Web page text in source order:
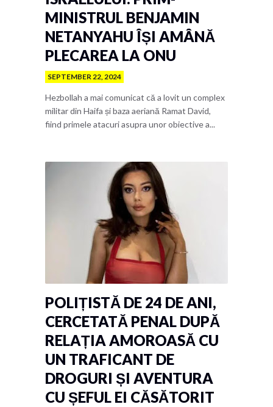
MINISTRUL BENJAMIN
NETANYAHU ÎȘI AMÂNĂ
PLECAREA LA ONU
SEPTEMBER 22, 2024
Hezbollah a mai comunicat că a lovit un complex
militar din Haifa și baza aeriană Ramat David,
fiind primele atacuri asupra unor obiective a...
POLIȚISTĂ DE 24 DE ANI,
CERCETATĂ PENAL DUPĂ
RELAȚIA AMOROASĂ CU
UN TRAFICANT DE
DROGURI ȘI AVENTURA
CU ȘEFUL EI CĂSĂTORIT